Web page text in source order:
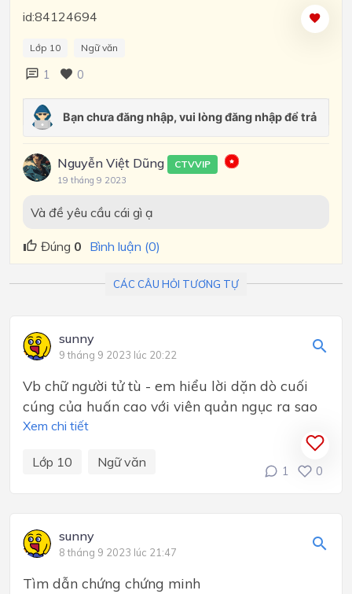
id:84124694
Lớp 10 Ngữ văn
1 0
Nguyễn Việt Dũng CTVVIP
19 tháng 9 2023
Và đề yêu cầu cái gì ạ
Đúng 0 Bình luận (0)
CÁC CÂU HỎI TƯƠNG TỰ
sunny
9 tháng 9 2023 lúc 20:22
Vb chữ người tử tù - em hiểu lời dặn dò cuối
cúng của huấn cao với viên quản ngục ra sao
Xem chi tiết
Lớp 10 Ngữ văn
1 0
sunny
8 tháng 9 2023 lúc 21:47
Tìm dẫn chứng chứng minh